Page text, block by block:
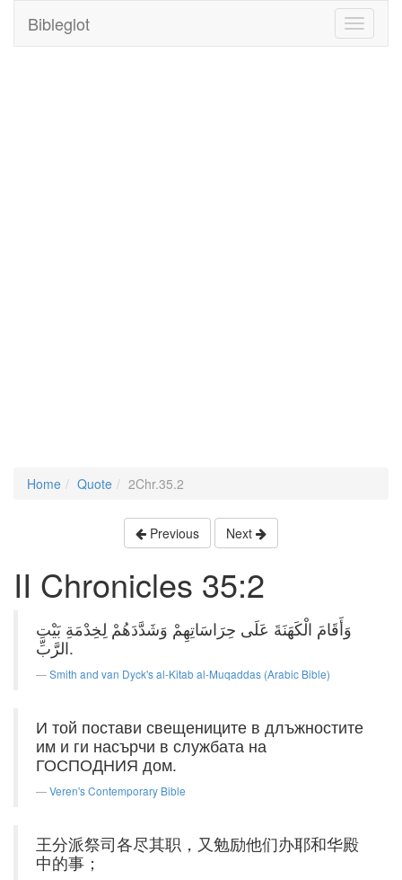
Toggle
Bibleglot
Home Quote 2Chr.35.2
Previous Next
II Chronicles 35:2
وَأَقَامَ الْكَهَنَةَ عَلَى حِرَاسَاتِهِمْ وَشَدَّدَهُمْ لِخِدْمَةِ بَيْتِ
الرَّبِّ.
Smith and van Dyck's al-Kitab al-Muqaddas (Arabic Bible)
И той постави свещениците в длъжностите
им и ги насърчи в службата на
ГОСПОДНИЯ дом.
Veren's Contemporary Bible
王分派祭司各尽其职，又勉励他们办耶和华殿
中的事；